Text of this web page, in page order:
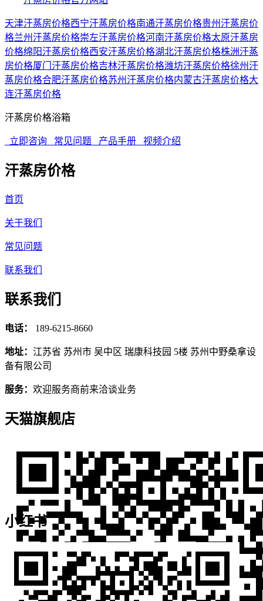
天津汗蒸房价格西宁汗蒸房价格南通汗蒸房价格贵州汗蒸房价
格兰州汗蒸房价格崇左汗蒸房价格河南汗蒸房价格太原汗蒸房
价格绵阳汗蒸房价格西安汗蒸房价格湖北汗蒸房价格株洲汗蒸
房价格厦门汗蒸房价格吉林汗蒸房价格潍坊汗蒸房价格徐州汗
蒸房价格合肥汗蒸房价格苏州汗蒸房价格内蒙古汗蒸房价格大
连汗蒸房价格
汗蒸房价格浴箱
立即咨询 常见问题 产品手册 视频介绍
汗蒸房价格
首页
关于我们
常见问题
联系我们
联系我们
电话： 189-6215-8660
地址： 江苏省 苏州市 吴中区 瑞康科技园 5楼 苏州中野桑拿设
备有限公司
服务： 欢迎服务商前来洽谈业务
天猫旗舰店
小红书